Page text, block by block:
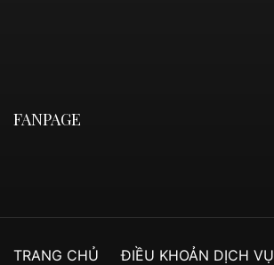
FANPAGE
TRANG CHỦ ĐIỀU KHOẢN DỊCH VỤ